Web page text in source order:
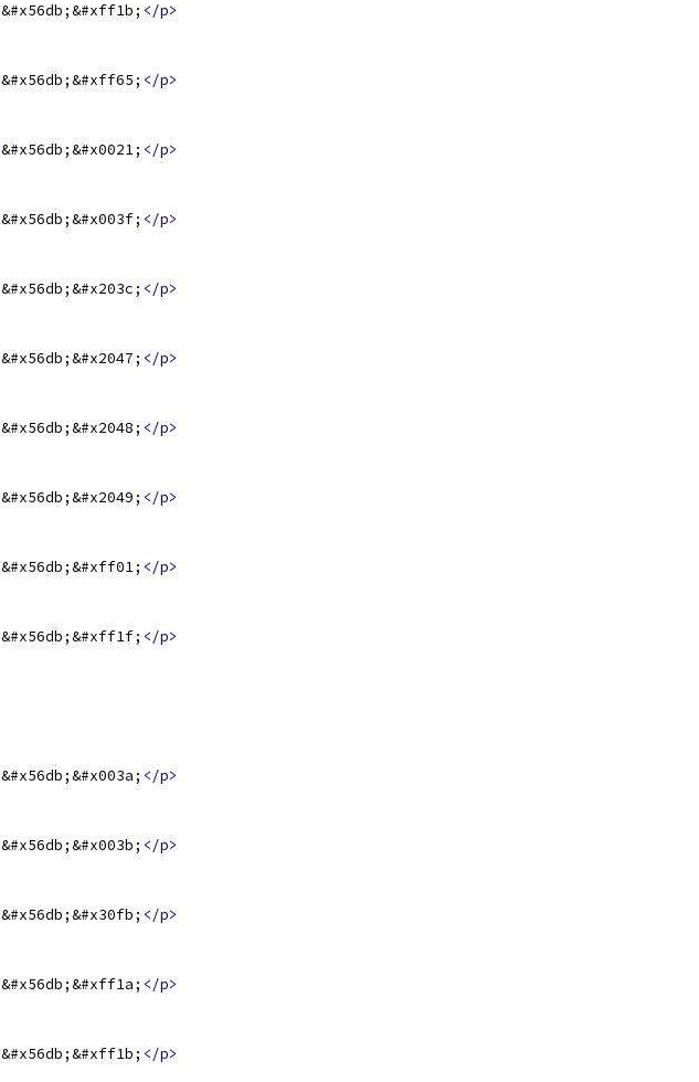
&#x56db;&#xff1b; </p>
&#x56db;&#xff65; </p>
&#x56db;&#x0021; </p>
&#x56db;&#x003f; </p>
&#x56db;&#x203c; </p>
&#x56db;&#x2047; </p>
&#x56db;&#x2048; </p>
&#x56db;&#x2049; </p>
&#x56db;&#xff01; </p>
&#x56db;&#xff1f; </p>
&#x56db;&#x003a; </p>
&#x56db;&#x003b; </p>
&#x56db;&#x30fb; </p>
&#x56db;&#xff1a; </p>
&#x56db;&#xff1b; </p>